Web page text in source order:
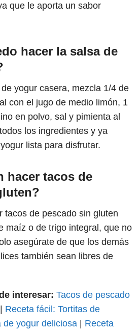
que le aporta un sabor
hacer la salsa de
yogur casera, mezcla 1/4 de
con el jugo de medio limón, 1
en polvo, sal y pimienta al
los ingredientes y ya
lista para disfrutar.
hacer tacos de
tacos de pescado sin gluten
maíz o de trigo integral, que no
asegúrate de que los demás
también sean libres de
interesar: Tacos de pescado
Receta fácil: Tortitas de
yogur deliciosa
Receta